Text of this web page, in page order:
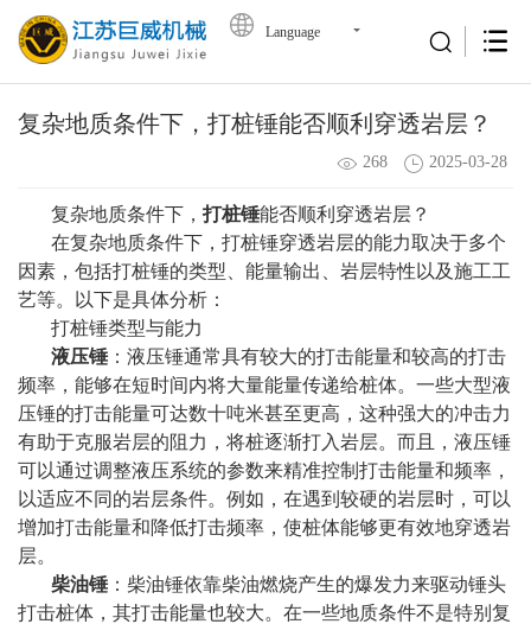
Language
复杂地质条件下，打桩锤能否顺利穿透岩层？
268 2025-03-28
复杂地质条件下， 打桩锤能否顺利穿透岩层？
在复杂地质条件下，打桩锤穿透岩层的能力取决于多个
因素，包括打桩锤的类型、能量输出、岩层特性以及施工工
艺等。以下是具体分析：
打桩锤类型与能力
液压锤：液压锤通常具有较大的打击能量和较高的打击
频率，能够在短时间内将大量能量传递给桩体。一些大型液
压锤的打击能量可达数十吨米甚至更高，这种强大的冲击力
有助于克服岩层的阻力，将桩逐渐打入岩层。而且，液压锤
可以通过调整液压系统的参数来精准控制打击能量和频率，
以适应不同的岩层条件。例如，在遇到较硬的岩层时，可以
增加打击能量和降低打击频率，使桩体能够更有效地穿透岩
层。
柴油锤：柴油锤依靠柴油燃烧产生的爆发力来驱动锤头
打击桩体，其打击能量也较大。在一些地质条件不是特别复